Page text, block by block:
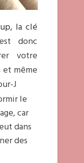
la clé
donc
votre
et même
J
le
car
dans
des